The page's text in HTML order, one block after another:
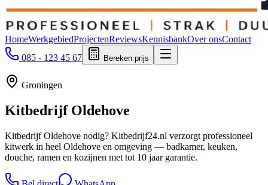
HomeWerkgebiedProjectenReviewsKennisbankOver onsContact
085 - 123 45 67
Bereken prijs
Groningen
Kitbedrijf Oldehove
Kitbedrijf Oldehove nodig? Kitbedrijf24.nl verzorgt professioneel
kitwerk in heel Oldehove en omgeving — badkamer, keuken,
douche, ramen en kozijnen met tot 10 jaar garantie.